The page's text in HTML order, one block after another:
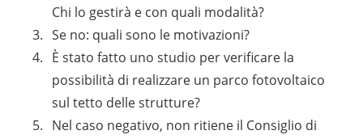
Chi lo gestirà e con quali modalità?
Se no: quali sono le motivazioni?
È stato fatto uno studio per verificare la
possibilità di realizzare un parco fotovoltaico
sul tetto delle strutture?
Nel caso negativo, non ritiene il Consiglio di